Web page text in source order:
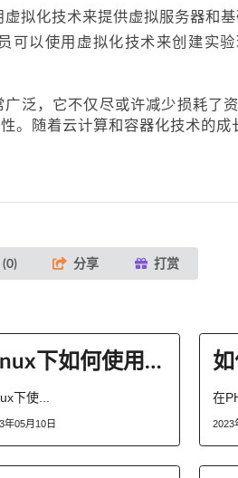
虚拟化技术来提供虚拟服务器和
可以使用虚拟化技术来创建实
泛，它不仅尽或许减少损耗了
。随着云计算和容器化技术的成
(0) 分享 打赏
Linux下如何使用Samba进行文件共享
下使...
年05月10日
在
2023